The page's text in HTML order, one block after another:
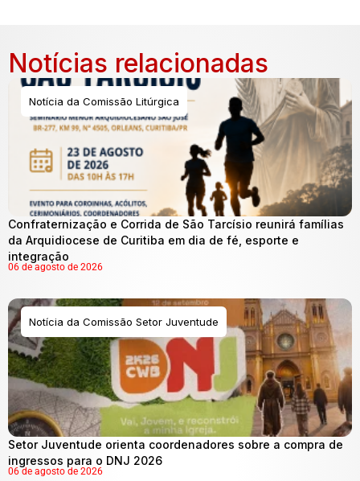
Notícias relacionadas
Notícia da Comissão Litúrgica
Confraternização e Corrida de São Tarcísio reunirá famílias
da Arquidiocese de Curitiba em dia de fé, esporte e
integração
06 de agosto de 2026
Notícia da Comissão Setor Juventude
Setor Juventude orienta coordenadores sobre a compra de
ingressos para o DNJ 2026
06 de agosto de 2026